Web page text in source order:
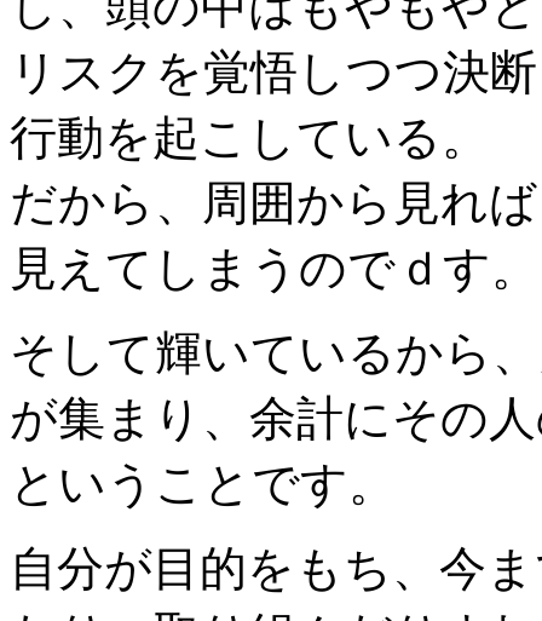
リスクを覚悟しつつ決
行動を起こしている。
だから、周囲から見れ
見えてしまうのでｄす。
そして輝いているから
が集まり、余計にその
ということです。
自分が目的をもち、今